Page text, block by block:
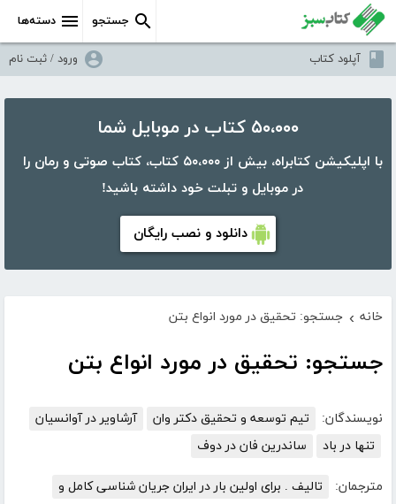
دسته‌ها جستجو
آپلود کتاب ورود / ثبت نام
۵۰،۰۰۰ کتاب در موبایل شما
با اپلیکیشن کتابراه، بیش از ۵۰،۰۰۰ کتاب، کتاب صوتی و رمان را
در موبایل و تبلت خود داشته باشید!
دانلود و نصب رایگان
خانه › جستجو: تحقیق در مورد انواع بتن
جستجو: تحقیق در مورد انواع بتن
نویسندگان: تیم توسعه و تحقیق دکتر وان
آرشاویر در آوانسیان
تنها در باد
ساندرین فان در دوف
مترجمان: تالیف . برای اولین بار در ایران جریان شناسی کامل و